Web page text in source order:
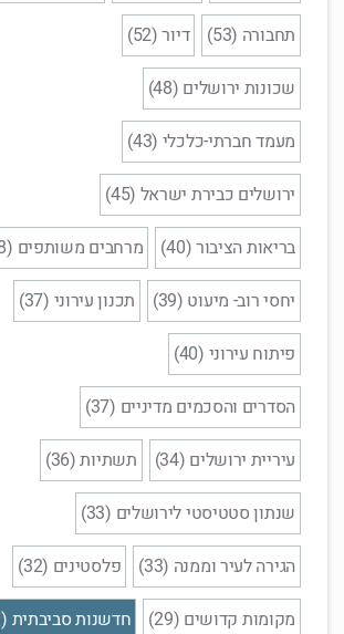
תחבורה (53)
דיור (52)
שכונות ירושלים (48)
מעמד חברתי-כלכלי (43)
ירושלים כבירת ישראל (45)
בריאות הציבור (40)
מרחבים משותפים (38)
יחסי רוב- מיעוט (39)
תכנון עירוני (37)
פיתוח עירוני (40)
הסדרים והסכמים מדיניים (37)
עיריית ירושלים (34)
תשתיות (36)
שנתון סטטיסטי לירושלים (33)
הגירה לעיר וממנה (33)
פלסטינים (32)
מקומות קדושים (29)
חדשנות סביבתית (31)